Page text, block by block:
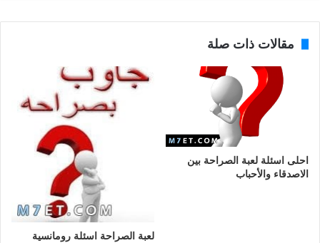
مقالات ذات صلة
احلى اسئلة لعبة الصراحة بين
الاصدقاء والأحباب
لعبة الصراحة اسئلة رومانسية